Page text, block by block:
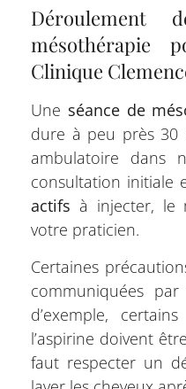
Déroulement
mésothérapie
Clinique
Une séance de
dure à peu près 30
ambulatoire dans
consultation initiale
actifs à injecter, le
votre praticien.
Certaines
communiquées
d’exemple,
l’aspirine doivent
faut respecter un